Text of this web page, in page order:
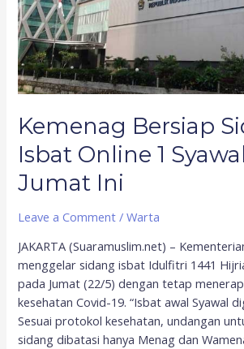
Kemenag Bersiap
Isbat Online 1
Jumat Ini
Leave a Comment /Warta
JAKARTA (Suaramuslim.net) –
menggelar sidang isbat Idulfitri 1441
pada Jumat (22/5) dengan tetap
kesehatan Covid-19. “Isbat awal Syawal
Sesuai protokol kesehatan, undangan
sidang dibatasi hanya Menag dan
Online
1
Syawal
pada
Jumat